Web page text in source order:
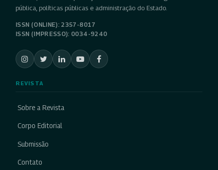
pública, políticas públicas e administração do Estado.
ISSN (ONLINE): 2357-8017
ISSN (IMPRESSO): 0034-9240
REVISTA
Sobre a Revista
Corpo Editorial
Submissão
Contato